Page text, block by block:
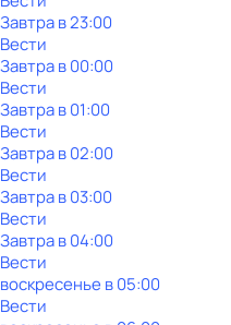
Завтра в 23:00
Вести
Завтра в 00:00
Вести
Завтра в 01:00
Вести
Завтра в 02:00
Вести
Завтра в 03:00
Вести
Завтра в 04:00
Вести
воскресенье в05:00
Вести